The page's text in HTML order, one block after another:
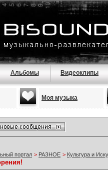
Альбомы Видеоклипы
Моя музыка
портал > РАЗНОЕ > Культура и